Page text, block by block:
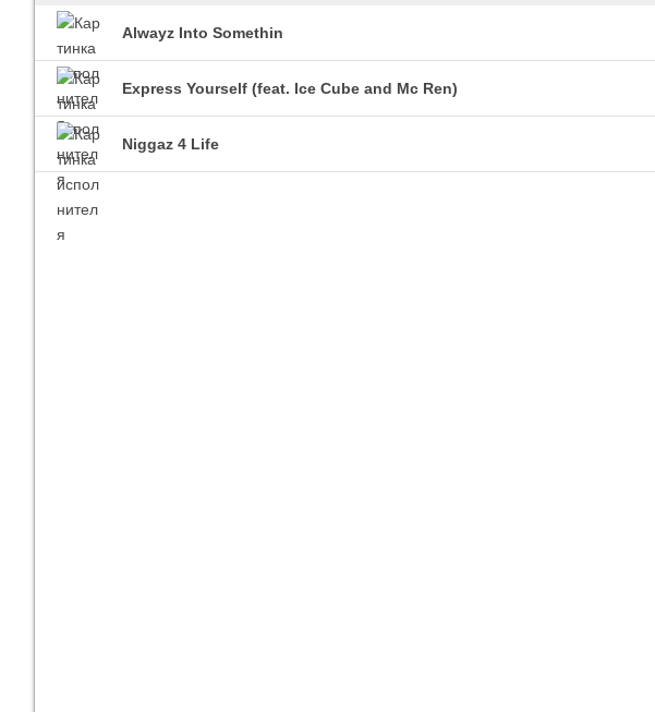
Imagine Dragons
Все песни Все песни
Alwayz Into Somethin
Express Yourself (feat. Ice Cube and Mc Ren)
Niggaz 4 Life